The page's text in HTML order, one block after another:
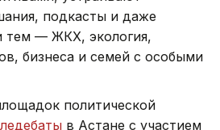
подкасты и даже
тем — ЖКХ, экология,
бизнеса и семей с особыми
политической
в Астане с участием